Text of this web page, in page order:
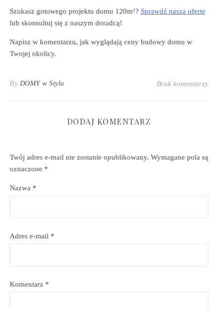
Szukasz gotowego projektu domu 120m²? Sprawdź naszą ofertę
lub skonsultuj się z naszym doradcą!
Napisz w komentarzu, jak wyglądają ceny budowy domu w
Twojej okolicy.
By DOMY w Stylu Brak komentarzy
DODAJ KOMENTARZ
Twój adres e-mail nie zostanie opublikowany. Wymagane pola są
oznaczone *
Nazwa *
Adres e-mail *
Komentarz *